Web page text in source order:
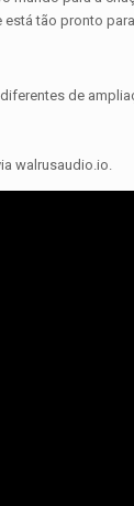
tão pronto
de
walrusaudio.io.